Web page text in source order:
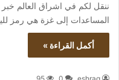
ننقل لكم في اشراق العالم خبر
المساعدات إلى غزة هي رمز
أكمل القراءة »